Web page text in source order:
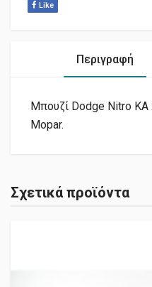
Like
Περιγραφή
Μπουζί Dodge Nitro KA
Mopar.
Σχετικά προϊόντα